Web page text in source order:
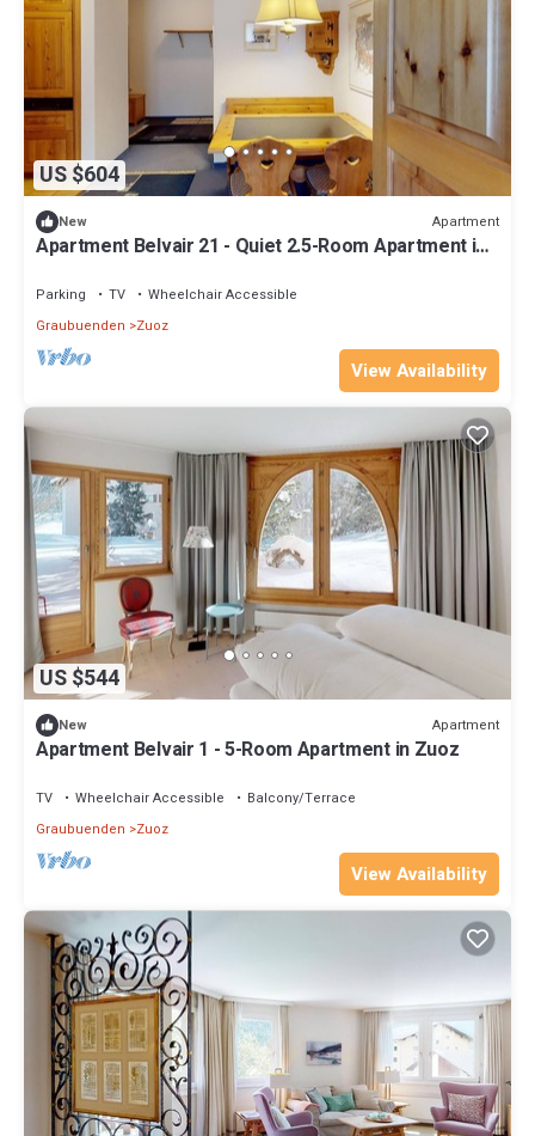
US $604
New Apartment
Apartment Belvair 21 - Quiet 2.5-Room Apartment in
Parking TV
Wheelchair Accessible
Graubuenden
Zuoz
View Availability
US $544
New Apartment
Apartment Belvair 1 - 5-Room Apartment in Zuoz
TV Wheelchair Accessible
Balcony/Terrace
Graubuenden
Zuoz
View Availability